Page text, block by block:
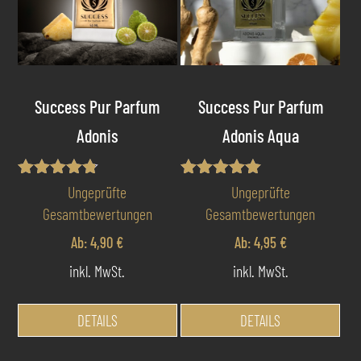
Produktseite
gewählt
werden
auf
der
Success Pur Parfum
Adonis
Bewertet
4.75
Ungeprüfte
Gesamtbewertungen
Ab:4,90 €
inkl. MwSt.
DETAILS
Dieses
weist
Success Pur Parfum
Adonis Aqua
Bewertet mit
5.00
von 5
Ungeprüfte
Gesamtbewertungen
Ab:4,95 €
inkl. MwSt.
DETAILS